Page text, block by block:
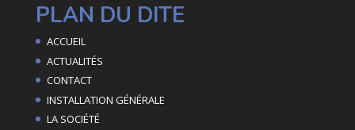
PLAN DU DITE
ACCUEIL
ACTUALITÉS
CONTACT
INSTALLATION GÉNÉRALE
LA SOCIÉTÉ